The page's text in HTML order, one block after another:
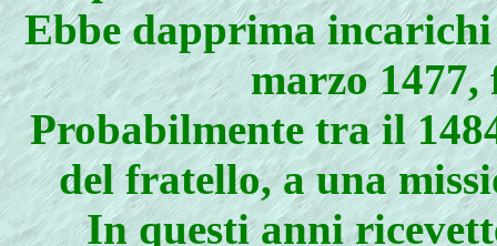
Ebbe dapprima
marzo 1477,
Probabilmente tra il
del fratello, a una
In questi anni